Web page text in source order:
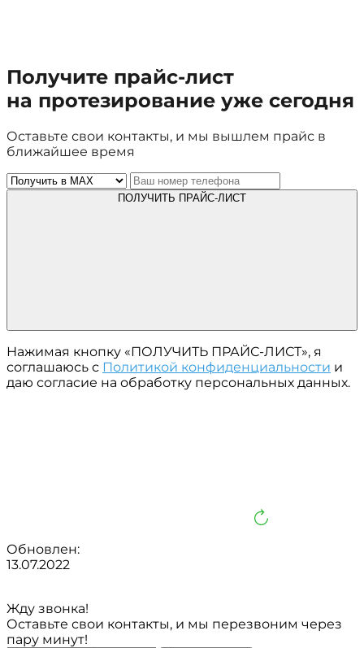
Получите прайс-лист
на протезирование уже сегодня
Оставьте свои контакты, и мы вышлем прайс в
ближайшее время
ПОЛУЧИТЬ ПРАЙС-ЛИСТ
Нажимая кнопку «ПОЛУЧИТЬ ПРАЙС-ЛИСТ», я
соглашаюсь с Политикой конфиденциальности и
даю согласие на обработку персональных данных.
Обновлен:
13.07.2022
Жду звонка!
Оставьте свои контакты, и мы перезвоним через
пару минут!